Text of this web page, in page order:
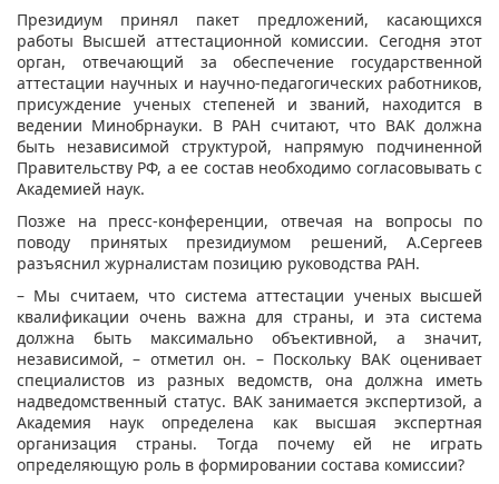
Президиум принял пакет предложений, касающихся
работы Высшей аттестационной комиссии. Сегодня этот
орган, отвечающий за обеспечение государственной
аттестации научных и научно-педагогических работников,
присуждение ученых степеней и званий, находится в
ведении Минобрнауки. В РАН считают, что ВАК должна
быть независимой структурой, напрямую подчиненной
Правительству РФ, а ее состав необходимо согласовывать с
Академией наук.
Позже на пресс-конференции, отвечая на вопросы по
поводу принятых президиумом решений, А.Сергеев
разъяснил журналистам позицию руководства РАН.
– Мы считаем, что система аттестации ученых высшей
квалификации очень важна для страны, и эта система
должна быть максимально объективной, а значит,
независимой, – отметил он. – Поскольку ВАК оценивает
специалистов из разных ведомств, она должна иметь
надведомственный статус. ВАК занимается экспертизой, а
Академия наук определена как высшая экспертная
организация страны. Тогда почему ей не играть
определяющую роль в формировании состава комиссии?